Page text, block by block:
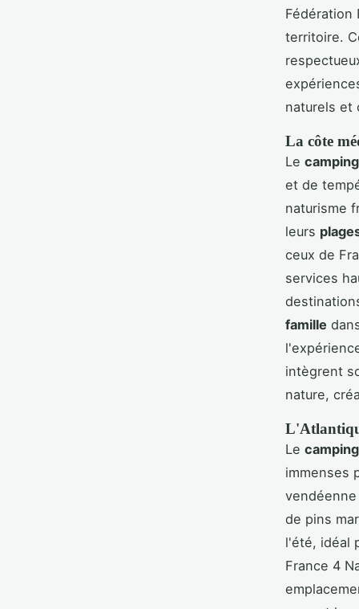
Fédération
territoire.
naturels et
La côte
Le
et de
naturisme
leurs
ceux de
services
famille
intègrent
nature,
Le
immenses
de pins
l'été, idéal
France 4